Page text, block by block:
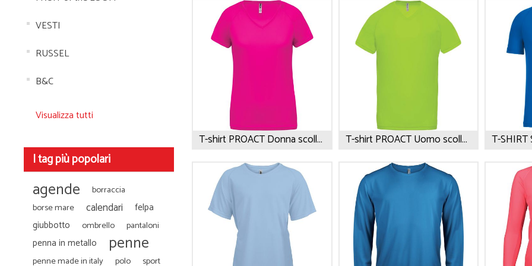
• Camicie
• Maglioni
• Giubbotti
• Pantaloni
• Tecnico da Lavoro
• Cravatte e Foulard
• Cinture
• Orologi da Polso
• Spille Portanome
- Guarda tutti -
• Abbigliamento sportivo
• Tappetini Cambio
• Accessori
• Porta Scarpe
• Activity Tracker
• Accappatoi
• Beauty e
• Cappellini
• Occhiali
• Ciabatte
• Borse
• Accessori
• Braccialetti
- Guarda tutti -
VESTI
RUSSEL
B&C
Visualizza tutti
I tag più popolari
agende
borraccia
borse mare
calendari
felpa
giubbotto
ombrello pantaloni
penna in metallo penne
penne made in italy polo sport
T-shirt PROACT Donna scollo a V T-shirt PROACT Uomo scollo a V